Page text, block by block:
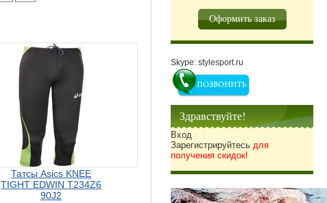
Татсы Asics KNEE
TIGHT EDWIN T234Z6
90J2
Оформить заказ
Skype: stylesport.ru
Здравствуйте!
Вход
Зарегистрируйтесь для
получения скидок!